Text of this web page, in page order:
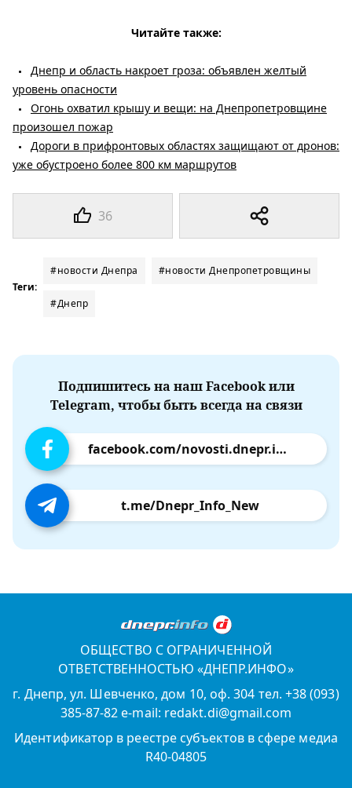
36
Читайте также:
Днепр и область накроет гроза: объявлен желтый
уровень опасности
Огонь охватил крышу и вещи: на Днепропетровщине
произошел пожар
Дороги в прифронтовых областях защищают от дронов:
уже обустроено более 800 км маршрутов
Теги:
#новости Днепра #новости Днепропетровщины
#Днепр
Подпишитесь на наш Facebook или
Telegram, чтобы быть всегда на связи
facebook.com/novosti.dnepr.info
t.me/Dnepr_Info_New
ОБЩЕСТВО С ОГРАНИЧЕННОЙ
ОТВЕТСТВЕННОСТЬЮ «ДНЕПР.ИНФО»
г. Днепр, ул. Шевченко, дом 10, оф. 304 тел. +38 (093)
385-87-82 e-mail: redakt.di@gmail.com
Идентификатор в реестре субъектов в сфере медиа
R40-04805